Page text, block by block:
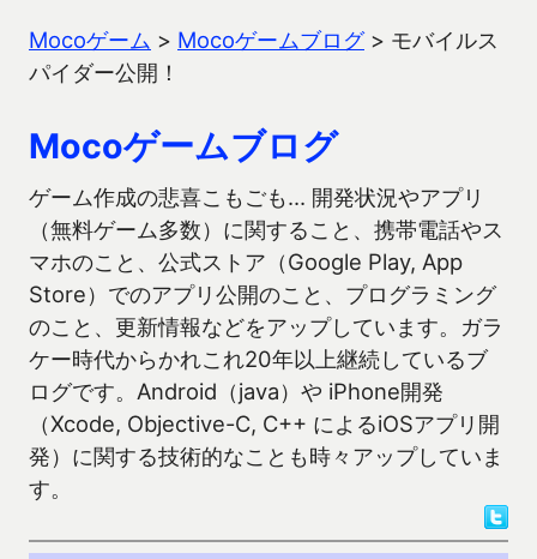
Mocoゲーム > Mocoゲームブログ> モバイルス
パイダー公開！
Mocoゲームブログ
ゲーム作成の悲喜こもごも… 開発状況やアプリ
（無料ゲーム多数）に関すること、携帯電話やス
マホのこと、公式ストア（Google Play, App
Store）でのアプリ公開のこと、プログラミング
のこと、更新情報などをアップしています。ガラ
ケー時代からかれこれ20年以上継続しているブ
ログです。Android（java）や iPhone開発
（Xcode, Objective-C, C++ によるiOSアプリ開
発）に関する技術的なことも時々アップしていま
す。